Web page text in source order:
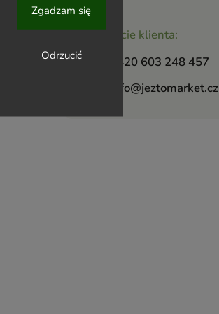
Odrzucić
Zgadzam się
Wsparcie klienta:
+420 603 248 457
info@jeztomarket.cz